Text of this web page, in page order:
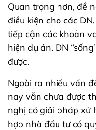
Quan trọng hơn, đề
điều kiện cho các
tiếp cận các khoản
hiện dự án. DN
được.
Ngoài ra nhiều vấn
nay vẫn chưa được
nghị có giải pháp xử
hợp nhà đầu tư có